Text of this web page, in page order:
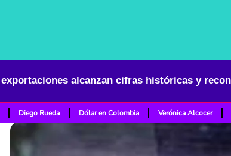
Diego Rueda Dólar en Colombia Verónica Alcocer